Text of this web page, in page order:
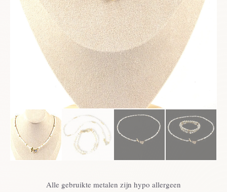
Alle gebruikte metalen zijn hypo allergeen